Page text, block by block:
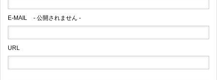
E-MAIL - 公開されません -
URL